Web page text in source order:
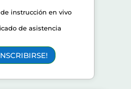
de instrucción en vivo
de asistencia